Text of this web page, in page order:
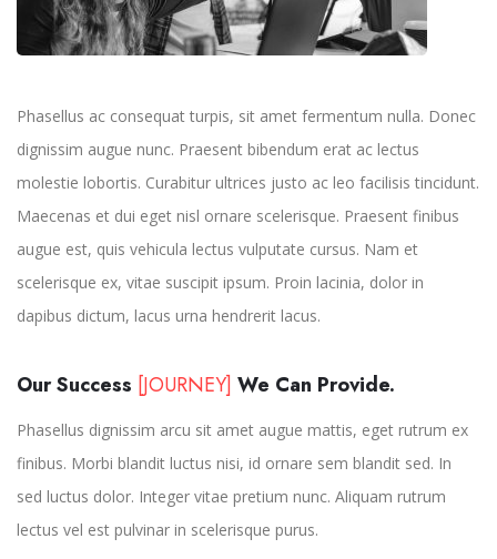
Phasellus ac consequat turpis, sit amet fermentum nulla. Donec
dignissim augue nunc. Praesent bibendum erat ac lectus
molestie lobortis. Curabitur ultrices justo ac leo facilisis tincidunt.
Maecenas et dui eget nisl ornare scelerisque. Praesent finibus
augue est, quis vehicula lectus vulputate cursus. Nam et
scelerisque ex, vitae suscipit ipsum. Proin lacinia, dolor in
dapibus dictum, lacus urna hendrerit lacus.
Our Success [JOURNEY] We Can Provide.
Phasellus dignissim arcu sit amet augue mattis, eget rutrum ex
finibus. Morbi blandit luctus nisi, id ornare sem blandit sed. In
sed luctus dolor. Integer vitae pretium nunc. Aliquam rutrum
lectus vel est pulvinar in scelerisque purus.